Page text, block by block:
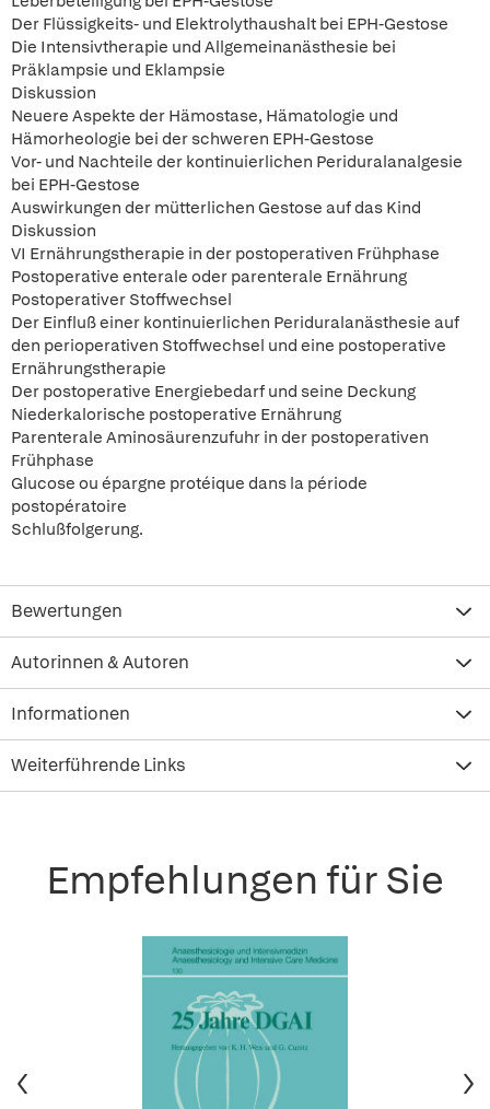
Der Flüssigkeits- und Elektrolythaushalt bei EPH-Gestose
Die Intensivtherapie und Allgemeinanästhesie bei
Präklampsie und Eklampsie
Diskussion
Neuere Aspekte der Hämostase, Hämatologie und
Hämorheologie bei der schweren EPH-Gestose
Vor- und Nachteile der kontinuierlichen Periduralanalgesie
bei EPH-Gestose
Auswirkungen der mütterlichen Gestose auf das Kind
Diskussion
VI Ernährungstherapie in der postoperativen Frühphase
Postoperative enterale oder parenterale Ernährung
Postoperativer Stoffwechsel
Der Einfluß einer kontinuierlichen Periduralanästhesie auf
den perioperativen Stoffwechsel und eine postoperative
Ernährungstherapie
Der postoperative Energiebedarf und seine Deckung
Niederkalorische postoperative Ernährung
Parenterale Aminosäurenzufuhr in der postoperativen
Frühphase
Glucose ou épargne protéique dans la période
postopératoire
Schlußfolgerung.
Bewertungen
Autorinnen & Autoren
Informationen
Weiterführende Links
Empfehlungen für Sie